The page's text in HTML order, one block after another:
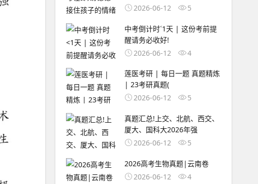
2026-06-12
5
中考倒计时˂1天 | 这份考前提
醒请务必收好!
2026-06-12
4
莲医考研 | 每日一题 真题精炼
| 23考研真题(
2026-06-12
5
真题汇总!上交、北航、西交、
厦大、国科大2026年强
2026-06-12
5
2026高考生物真题|云南卷
2026-06-12
4